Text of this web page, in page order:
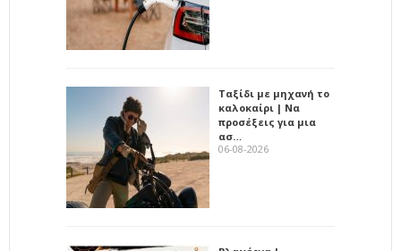
Ταξίδι με μηχανή το
καλοκαίρι | Να
προσέξεις για μια
ασ…
06-08-2026